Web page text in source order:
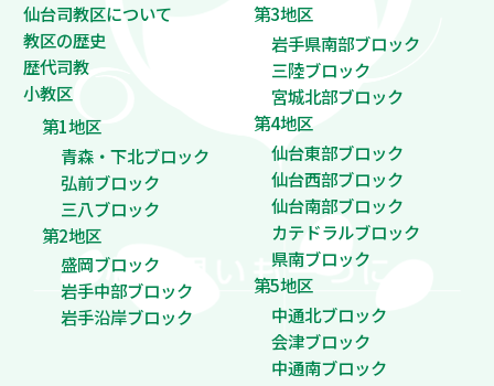
仙台司教区について
教区の歴史
歴代司教
小教区
第1地区
青森・下北ブロック
弘前ブロック
三八ブロック
第2地区
盛岡ブロック
岩手中部ブロック
岩手沿岸ブロック
第3地区
岩手県南部ブロック
三陸ブロック
宮城北部ブロック
第4地区
仙台東部ブロック
仙台西部ブロック
仙台南部ブロック
カテドラルブロック
県南ブロック
第5地区
中通北ブロック
会津ブロック
中通南ブロック